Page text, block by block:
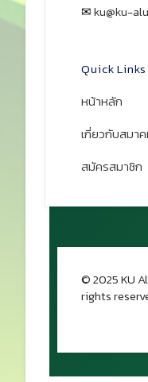
✉ku@ku-
Quick Links
หน้าหลัก
เกี่ยวกับสมา
สมัครสมาชิก
© 2025 KU
rights